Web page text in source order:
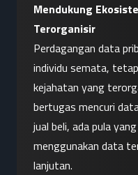
Mendukung
Terorganisir
Perdagangan data
individu semata,
kejahatan yang
bertugas mencuri
jual beli, ada pula
menggunakan data
lanjutan.